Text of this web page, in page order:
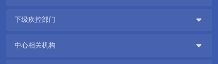
下级疾控部门 
中心相关机构 